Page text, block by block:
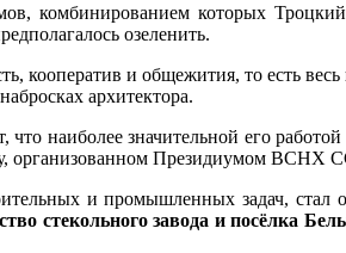
комбинированием которых
озеленить.
кооператив и общежития, то есть
архитектора.
наиболее значительной его
организованном Президиумом ВСНХ
и промышленных задач, стал
стекольного завода и посёлка